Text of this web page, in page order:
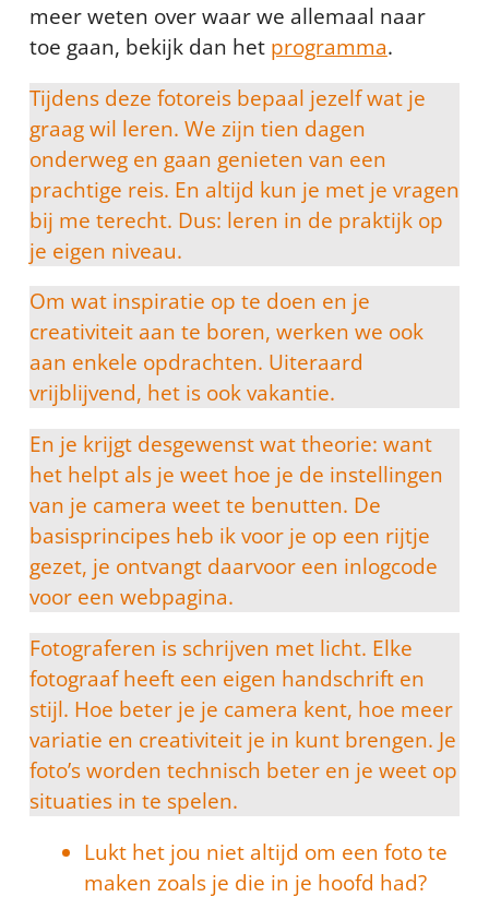
meer weten over waar we allemaal naar
toe gaan, bekijk dan het programma.
Tijdens deze fotoreis bepaal jezelf wat je
graag wil leren. We zijn tien dagen
onderweg en gaan genieten van een
prachtige reis. En altijd kun je met je vragen
bij me terecht. Dus: leren in de praktijk op
je eigen niveau.
Om wat inspiratie op te doen en je
creativiteit aan te boren, werken we ook
aan enkele opdrachten. Uiteraard
vrijblijvend, het is ook vakantie.
En je krijgt desgewenst wat theorie: want
het helpt als je weet hoe je de instellingen
van je camera weet te benutten. De
basisprincipes heb ik voor je op een rijtje
gezet, je ontvangt daarvoor een inlogcode
voor een webpagina.
Fotograferen is schrijven met licht. Elke
fotograaf heeft een eigen handschrift en
stijl. Hoe beter je je camera kent, hoe meer
variatie en creativiteit je in kunt brengen. Je
foto’s worden technisch beter en je weet op
situaties in te spelen.
Lukt het jou niet altijd om een foto te
maken zoals je die in je hoofd had?